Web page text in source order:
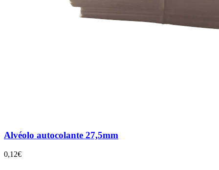
Alvéolo autocolante 27,5mm
0,12€